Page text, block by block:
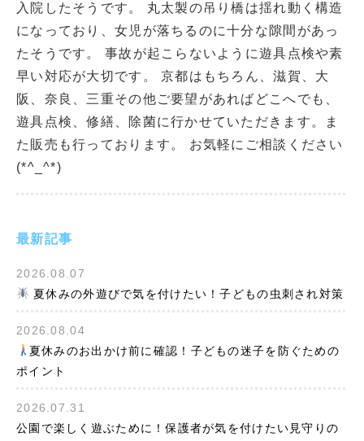
最新記事
2026.08.07
夏休みの外遊びで気を付けたい！子どもの虫刺され対策
2026.08.04
夏休みのお出かけ前に確認！子どもの迷子を防ぐための
ポイント
2026.07.31
公園で楽しく遊ぶために！保護者が気を付けたい見守りの
入院したそうです。 丸太製の吊り橋は揺れ動く構造
になっており、女児が落ちるのに十分な隙間があっ
たそうです。 事故が起こらないように遊具点検や素
早い対応が大切です。 京都はもちろん、滋賀、大
阪、奈良、三重その他ご要望があればどこへでも、
遊具点検、修繕、除菌に行かせていただきます。ま
た販売も行っております。 お気軽にご相談ください
(*^_^*)